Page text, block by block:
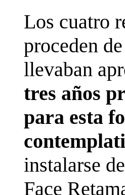
Los cuatro
proceden
llevaban
tres años
para esta
instalarse
Face